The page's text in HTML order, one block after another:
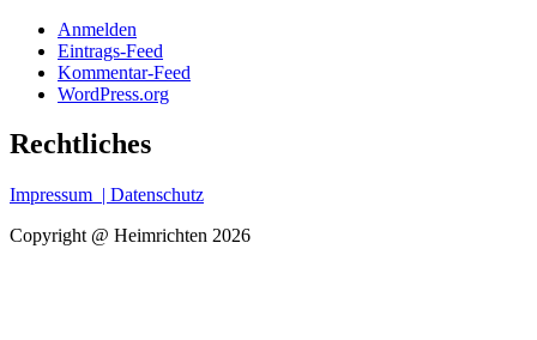
Anmelden
Eintrags-Feed
Kommentar-Feed
WordPress.org
Rechtliches
Impressum | Datenschutz
Copyright @ Heimrichten 2026